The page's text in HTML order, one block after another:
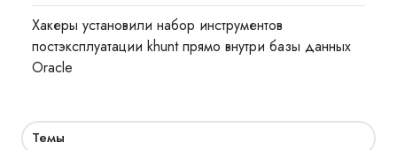
Хакеры установили набор инструментов
постэксплуатации khunt прямо внутри базы данных
Oracle
Темы